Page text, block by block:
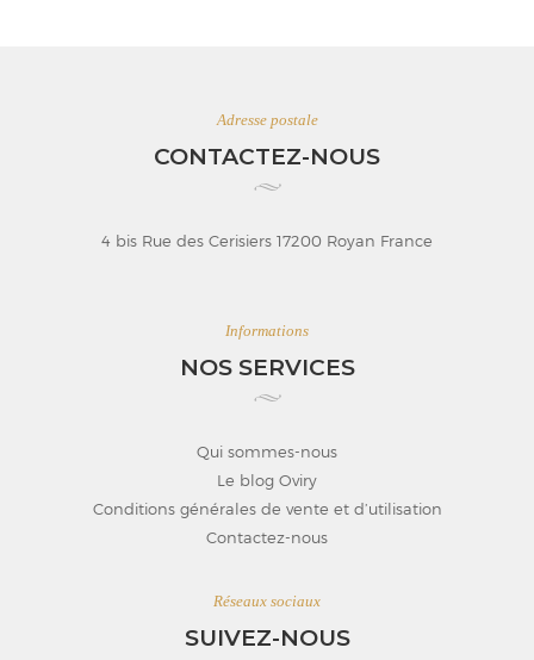
Adresse postale
CONTACTEZ-NOUS
4 bis Rue des Cerisiers 17200 Royan France
Informations
NOS SERVICES
Qui sommes-nous
Le blog Oviry
Conditions générales de vente et d’utilisation
Contactez-nous
Réseaux sociaux
SUIVEZ-NOUS